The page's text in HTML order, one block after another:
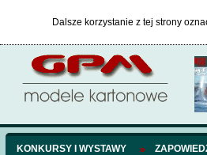
Dalsze korzystanie z tej strony
KONKURSY I WYSTAWY